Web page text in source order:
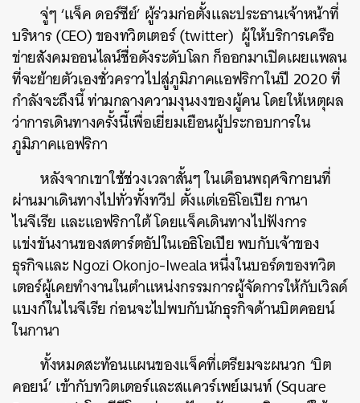
จู่ๆ ‘แจ็ค ดอร์ซีย์’ ผู้ร่วมก่อตั้งและประธานเจ้าหน้าที่
บริหาร (CEO) ของทวิตเตอร์ (twitter) ผู้ให้บริการเครือ
ข่ายสังคมออนไลน์ชื่อดังระดับโลก ก็ออกมาเปิดเผยแพลน
ที่จะย้ายตัวเองชั่วคราวไปสู่ภูมิภาคแอฟริกาในปี 2020 ที่
กำลังจะถึงนี้ ท่ามกลางความงุนงงของผู้คน โดยให้เหตุผล
ว่าการเดินทางครั้งนี้เพื่อเยี่ยมเยือนผู้ประกอบการใน
ภูมิภาคแอฟริกา
หลังจากเขาใช้ช่วงเวลาสั้นๆ ในเดือนพฤศจิกายนที่
ผ่านมาเดินทางไปทั่วทั้งทวีป ตั้งแต่เอธิโอเปีย กานา
ไนจีเรีย และแอฟริกาใต้ โดยแจ็คเดินทางไปฟังการ
แข่งขันงานของสตาร์ตอัปในเอธิโอเปีย พบกับเจ้าของ
ธุรกิจและ Ngozi Okonjo-Iweala หนึ่งในบอร์ดของทวิต
เตอร์ผู้เคยทำงานในตำแหน่งกรรมการผู้จัดการให้กับเวิลด์
แบงก์ในไนจีเรีย ก่อนจะไปพบกับนักธุรกิจด้านบิตคอยน์
ในกานา
ทั้งหมดสะท้อนแผนของแจ็คที่เตรียมจะผนวก ‘บิต
คอยน์’ เข้ากับทวิตเตอร์และสแควร์เพย์เมนท์ (Square